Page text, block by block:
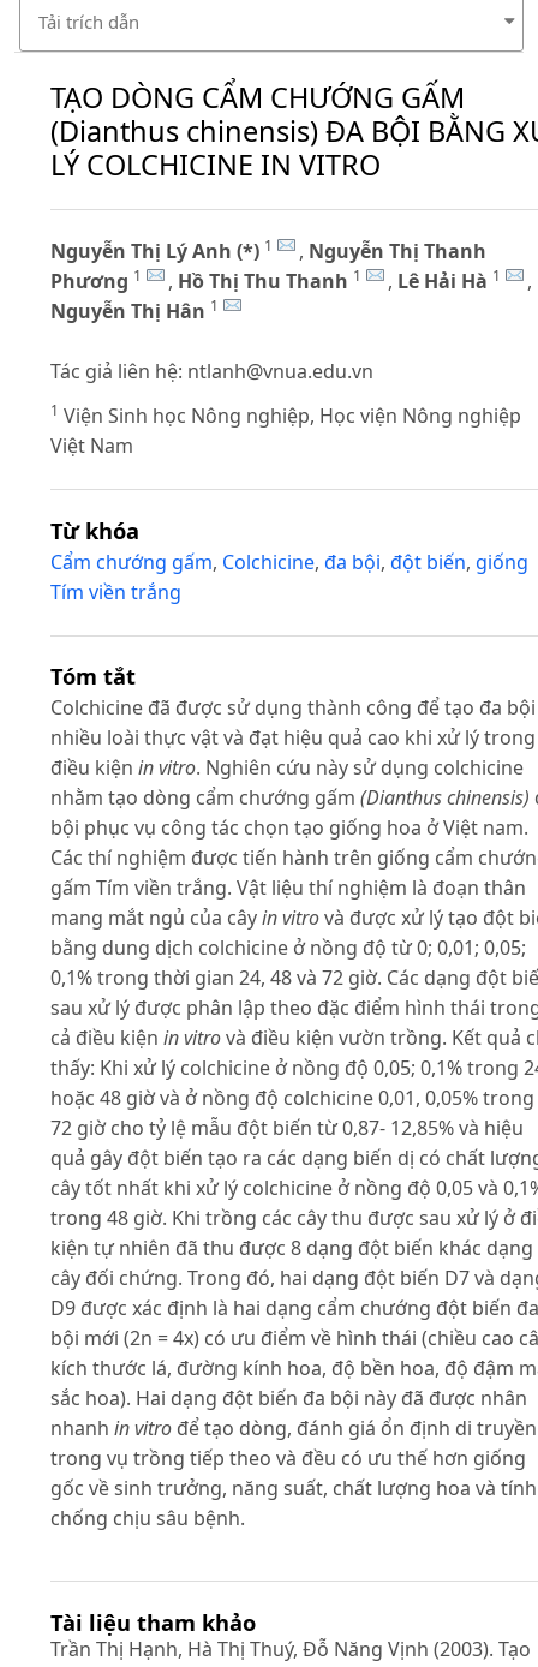
Tải trích dẫn
TẠO DÒNG CẨM CHƯỚNG GẤM
(Dianthus chinensis) ĐA BỘI BẰNG
LÝ COLCHICINE IN VITRO
Nguyễn Thị Lý Anh (*) 1 , Nguyễn Thị Thanh
Phương 1 , Hồ Thị Thu Thanh 1 , Lê Hải Hà 1
,
Nguyễn Thị Hân 1
Tác giả liên hệ: ntlanh@vnua.edu.vn
1 Viện Sinh học Nông nghiệp, Học viện Nông nghiệp
Việt Nam
Từ khóa
Cẩm chướng gấm, Colchicine, đa bội, đột biến, giống
Tím viền trắng
Tóm tắt
Colchicine đã được sử dụng thành công để tạo đa
nhiều loài thực vật và đạt hiệu quả cao khi xử lý trong
điều kiện in vitro. Nghiên cứu này sử dụng colchicine
nhằm tạo dòng cẩm chướng gấm (Dianthus chinensis)
bội phục vụ công tác chọn tạo giống hoa ở Việt nam.
Các thí nghiệm được tiến hành trên giống cẩm
gấm Tím viền trắng. Vật liệu thí nghiệm là đoạn thân
mang mắt ngủ của câyin vitrovà được xử lý tạo đột
bằng dung dịch colchicine ở nồng độ từ 0; 0,01; 0,05;
0,1% trong thời gian 24, 48 và 72 giờ. Các dạng đột
sau xử lý được phân lập theo đặc điểm hình thái
cả điều kiện in vitrovà điều kiện vườn trồng. Kết quả
thấy: Khi xử lý colchicine ở nồng độ 0,05; 0,1% trong
hoặc 48 giờ và ở nồng độ colchicine 0,01, 0,05% trong
72 giờ cho tỷ lệ mẫu đột biến từ 0,87- 12,85% và hiệu
quả gây đột biến tạo ra các dạng biến dị có chất
cây tốt nhất khi xử lý colchicine ở nồng độ 0,05 và
trong 48 giờ. Khi trồng các cây thu được sau xử lý ở
kiện tự nhiên đã thu được 8 dạng đột biến khác dạng
cây đối chứng. Trong đó, hai dạng đột biến D7 và
D9 được xác định là hai dạng cẩm chướng đột biến đa
bội mới (2n = 4x) có ưu điểm về hình thái (chiều cao
kích thước lá, đường kính hoa, độ bền hoa, độ đậm
sắc hoa). Hai dạng đột biến đa bội này đã được nhân
nhanh in vitro để tạo dòng, đánh giá ổn định di truyền
trong vụ trồng tiếp theo và đều có ưu thế hơn giống
gốc về sinh trưởng, năng suất, chất lượng hoa và tính
chống chịu sâu bệnh.
Tài liệu tham khảo
Trần Thị Hạnh, Hà Thị Thuý, Đỗ Năng Vịnh (2003). Tạo